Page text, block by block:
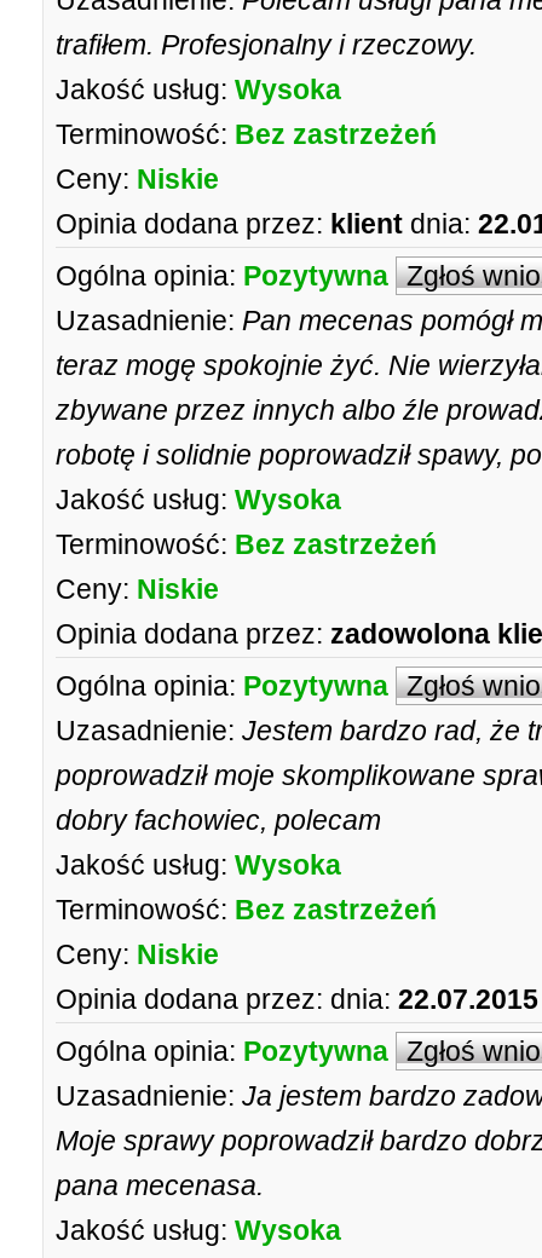
trafiłem. Profesjonalny i rzeczowy.
Jakość usług: Wysoka
Terminowość: Bez zastrzeżeń
Ceny: Niskie
Opinia dodana przez: klient dnia:
Ogólna opinia: Pozytywna Zgłoś
Uzasadnienie: Pan mecenas pomógł
teraz mogę spokojnie żyć. Nie
zbywane przez innych albo źle
robotę i solidnie poprowadził spawy,
Jakość usług: Wysoka
Terminowość: Bez zastrzeżeń
Ceny: Niskie
Opinia dodana przez: zadowolona
Ogólna opinia: Pozytywna Zgłoś
Uzasadnienie: Jestem bardzo rad, że
poprowadził moje skomplikowane
dobry fachowiec, polecam
Jakość usług: Wysoka
Terminowość: Bez zastrzeżeń
Ceny: Niskie
Opinia dodana przez: dnia:
Ogólna opinia: Pozytywna Zgłoś
Uzasadnienie: Ja jestem bardzo
Moje sprawy poprowadził bardzo
pana mecenasa.
Jakość usług: Wysoka